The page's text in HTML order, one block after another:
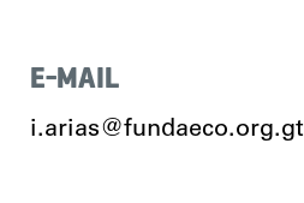
E-MAIL
i.arias@fundaeco.org.gt